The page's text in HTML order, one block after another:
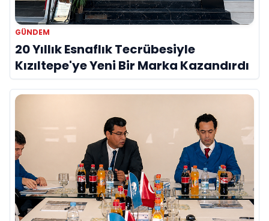
GÜNDEM
20 Yıllık Esnaflık Tecrübesiyle
Kızıltepe'ye Yeni Bir Marka Kazandırdı